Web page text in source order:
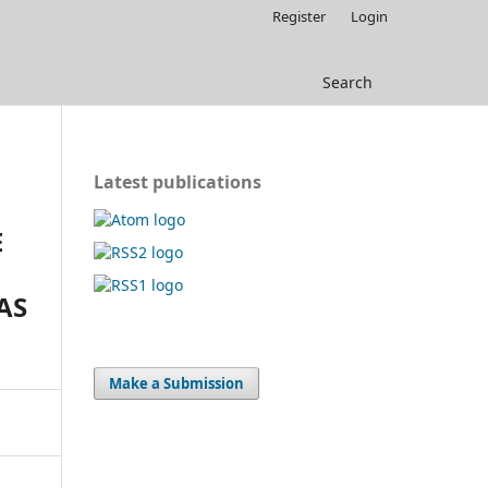
Search
Register Login
Latest publications
Make a Submission